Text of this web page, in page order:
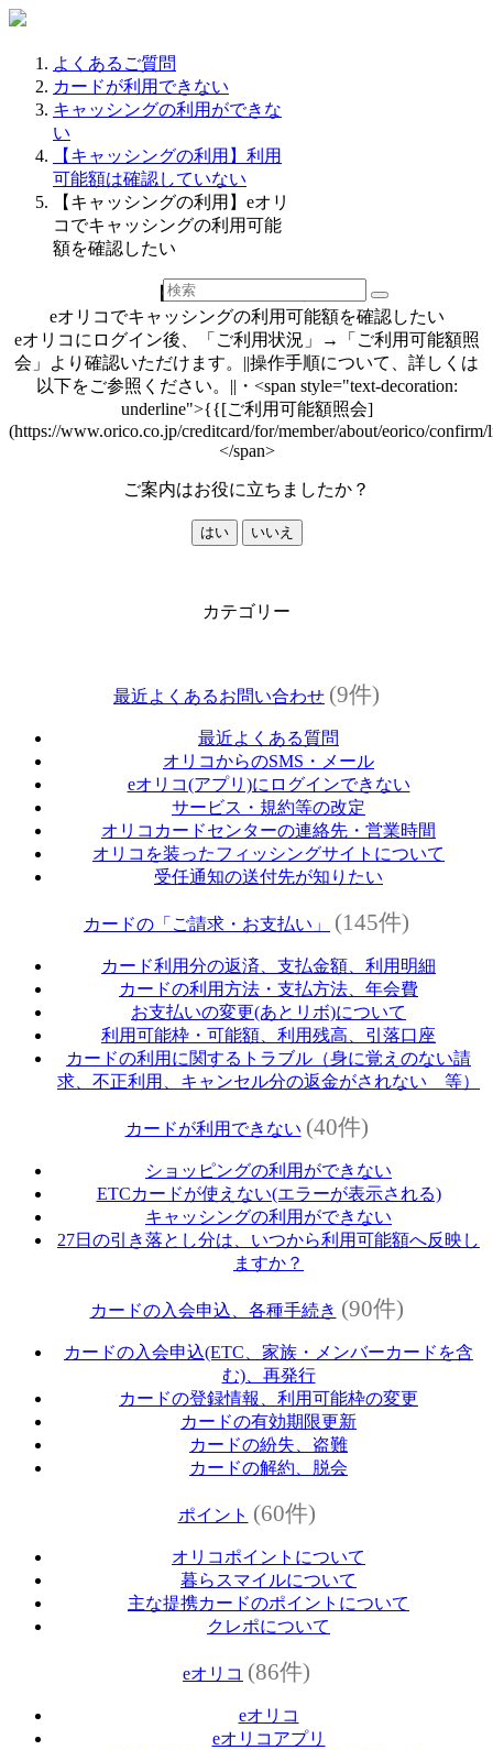
よくあるご質問
カードが利用できない
キャッシングの利用ができな
い
【キャッシングの利用】利用
可能額は確認していない
【キャッシングの利用】eオリ
コでキャッシングの利用可能
額を確認したい
【キャッシングの利用】
eオリコでキャッシングの利用可能額を確認したい
eオリコにログイン後、「ご利用状況」→「ご利用可能額照
会」より確認いただけます。||操作手順について、詳しくは
以下をご参照ください。||・<span style="text-decoration:
underline">{{[ご利用可能額照会]
(https://www.orico.co.jp/creditcard/for/member/about/eorico/
</span>
ご案内はお役に立ちましたか？
はい いいえ
カテゴリー
最近よくあるお問い合わせ (9件)
最近よくある質問
オリコからのSMS・メール
eオリコ(アプリ)にログインできない
サービス・規約等の改定
オリコカードセンターの連絡先・営業時間
オリコを装ったフィッシングサイトについて
受任通知の送付先が知りたい
カードの「ご請求・お支払い」 (145件)
カード利用分の返済、支払金額、利用明細
カードの利用方法・支払方法、年会費
お支払いの変更(あとリボ)について
利用可能枠・可能額、利用残高、引落口座
カードの利用に関するトラブル（身に覚えのない請
求、不正利用、キャンセル分の返金がされない 等）
カードが利用できない (40件)
ショッピングの利用ができない
ETCカードが使えない(エラーが表示される)
キャッシングの利用ができない
27日の引き落とし分は、いつから利用可能額へ反映し
ますか？
カードの入会申込、各種手続き (90件)
カードの入会申込(ETC、家族・メンバーカードを含
む)、再発行
カードの登録情報、利用可能枠の変更
カードの有効期限更新
カードの紛失、盗難
カードの解約、脱会
ポイント (60件)
オリコポイントについて
暮らスマイルについて
主な提携カードのポイントについて
クレポについて
eオリコ (86件)
eオリコ
eオリコアプリ